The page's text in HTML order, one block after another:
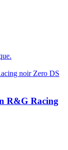
R&G Racing